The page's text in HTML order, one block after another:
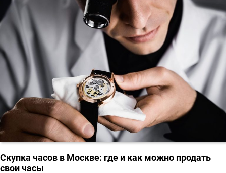
Скупка часов в Москве: где и как можно продать
свои часы